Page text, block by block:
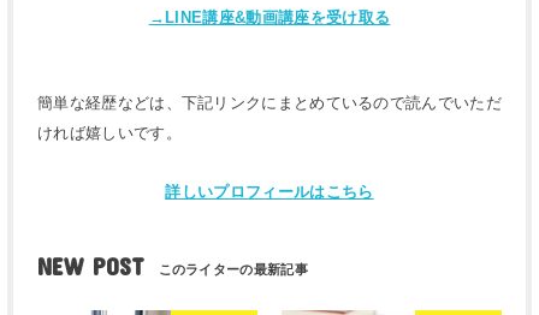
→LINE講座&動画講座を受け取る
簡単な経歴などは、下記リンクにまとめているので読んでいただ
ければ嬉しいです。
詳しいプロフィールはこちら
NEW POST